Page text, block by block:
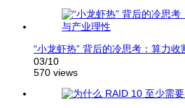
“小龙虾热” 背后的冷思考：算力
03/10
570 views